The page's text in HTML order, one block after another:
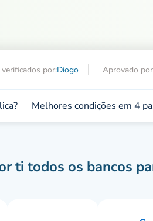
por:Diogo Aprovado
Melhores condições em 4
ti todos os bancos